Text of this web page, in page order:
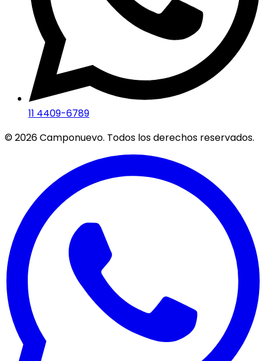
11 4409-6789
©2026Camponuevo. Todos los derechos reservados.